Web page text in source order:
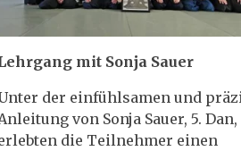
mit Sonja Sauer
der einfühlsamen und
von Sonja Sauer, 5. Dan,
die Teilnehmer einen